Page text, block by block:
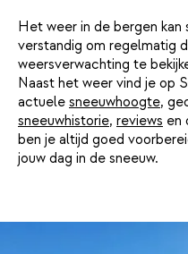
Het weer in de bergen kan
verstandig om regelmatig
weersverwachting te
Naast het weer vind je op
actuele sneeuwhoogte,
sneeuwhistorie, reviews en
ben je altijd goed
jouw dag in de sneeuw.